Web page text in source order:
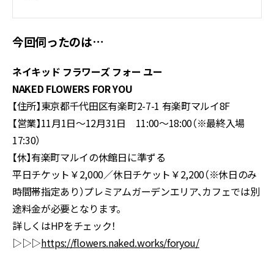
今回伺ったのは…
ネイキッド フラワーズ フォー ユー
NAKED FLOWERS FOR YOU
【住所】東京都千代田区有楽町2-7-1 有楽町マルイ8F
【営業】11月1日～12月31日 11:00～18:00（※最終入場
17:30）
【休】有楽町マルイの休館日に準ずる
平日チケット￥2,000／休日チケット￥2,200（※休日のみ
時間帯指定あり）プレミアムガーデンエリア、カフェでは別
途料金が必要となります。
詳しくはHPをチェック！
▷▷▷https://flowers.naked.works/foryou/